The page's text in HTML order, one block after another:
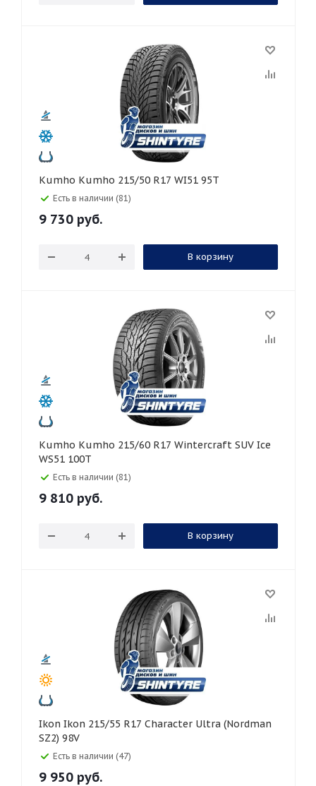
Kumho Kumho 215/50 R17 WI51 95T
Есть в наличии (81)
9 730 руб.
В корзину
Kumho Kumho 215/60 R17 Wintercraft SUV Ice
WS51 100T
Есть в наличии (81)
9 810 руб.
В корзину
Ikon Ikon 215/55 R17 Character Ultra (Nordman
SZ2) 98V
Есть в наличии (47)
9 950 руб.